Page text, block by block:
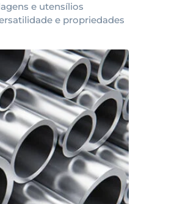
e utensílios
e propriedades